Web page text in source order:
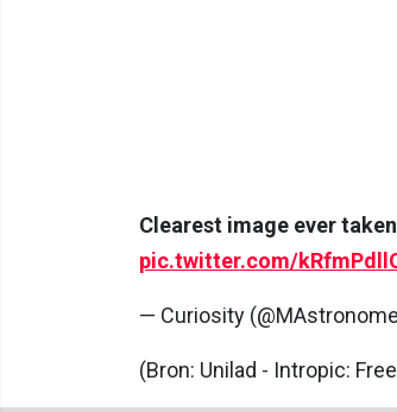
Clearest image ever
pic.twitter.com/
— Curiosity
(Bron: Unilad - Intropic: